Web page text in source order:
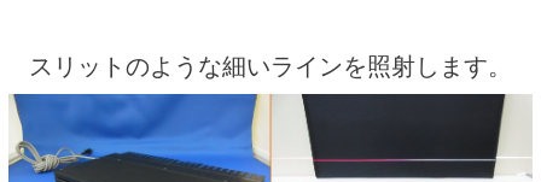
スリットのような細いラインを照射します。